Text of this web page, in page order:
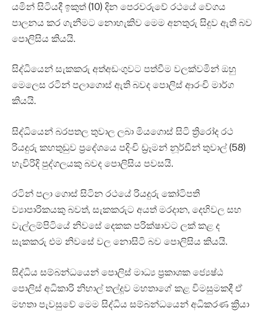
යමින් සිටියදී ඉකුත් (10) දින පෙරවරුවේ රථයේ වේගය
පාලනය කර ගැනීමට නොහැකිව මෙම අනතුරු සිදුව ඇති බව
පොලිසිය කියයි.
සිද්ධියෙන් සැකකරු අත්අඩංගුවට පත්වීම වලක්වමින් ඔහු
මෙලෙස රටින් පලාගොස් ඇති බවද පොලිස් ආරංචි මාර්ග
කියයි.
සිද්ධියෙන් බරපතල තුවාල ලබා මියගොස් සිටි ත්‍රිරෝද රථ
රියදුරු කහතුඩුව ප්‍රදේශයෙ පදිංචි ඩ්‍රෑමන් නූර්ඩීන් තුවාල් (58)
හැවිරිදි පුද්ගලයකු බවද පොලිසිය පවසයි.‍
රටින් පලා ගොස් සිටින රථයේ රියදුරු කෝටිපති
ව්‍යාපාරිකයකු බවත්, සැකකරුට අයත් මරදාන, දෙහිවල සහ
වැල්ලම්පිටියේ නිවසේ දෙකක පරික්ෂාවට ලක් කළ ද
සැකකරු එම නිවසේ වල නොසිටි බව පොලිසිය කියයි.
සිද්ධිය සම්බන්ධයෙන් පොලිස් මාධ්‍ය ප්‍රකාශක ජ්‍යෙෂ්ඨ
පොලිස් අධිකාරි නිහාල් තල්දූව මහතාගේ කළ විමසුමකදී ඒ
මහතා පැවසුවේ මෙම සිද්ධිය සම්බන්ධයෙන් අධිකරණ ක්‍රියා